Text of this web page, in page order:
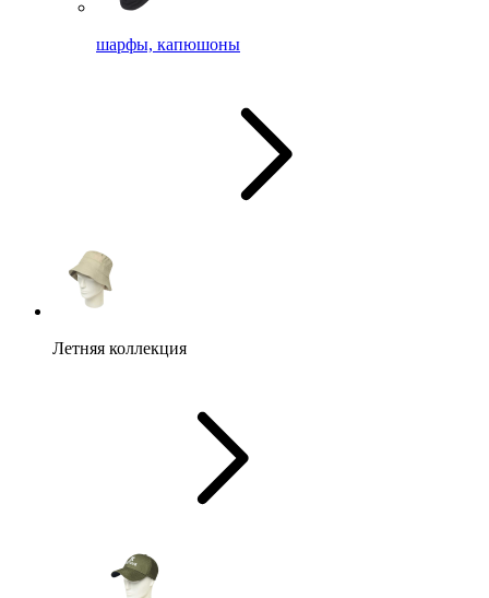
шарфы, капюшоны
Летняя коллекция